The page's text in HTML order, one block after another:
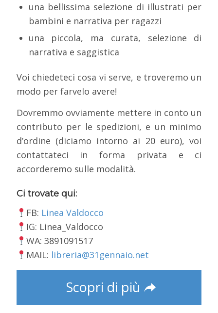
una bellissima selezione di illustrati per
bambini e narrativa per ragazzi
una piccola, ma curata, selezione di
narrativa e saggistica
Voi chiedeteci cosa vi serve, e troveremo un
modo per farvelo avere!
Dovremmo ovviamente mettere in conto un
contributo per le spedizioni, e un minimo
d’ordine (diciamo intorno ai 20 euro), voi
contattateci in forma privata e ci
accorderemo sulle modalità.
Ci trovate qui:
FB: Linea Valdocco
IG: Linea_Valdocco
WA: 3891091517
MAIL: libreria@31gennaio.net
Scopri di più